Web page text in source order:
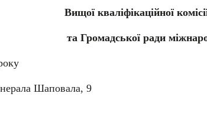
Вищої кваліфікаційної
та Громадської ради
Шаповала, 9